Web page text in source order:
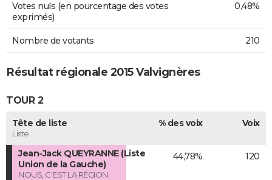
Votes nuls (en pourcentage des votes
exprimés)
0,48%
Nombre de votants 210
Résultat régionale 2015 Valvignères
TOUR 2
Tête de liste
Liste
% des voix Voix
Jean-Jack QUEYRANNE (Liste
Union de la Gauche)
NOUS, C'EST LA RÉGION
44,78% 120